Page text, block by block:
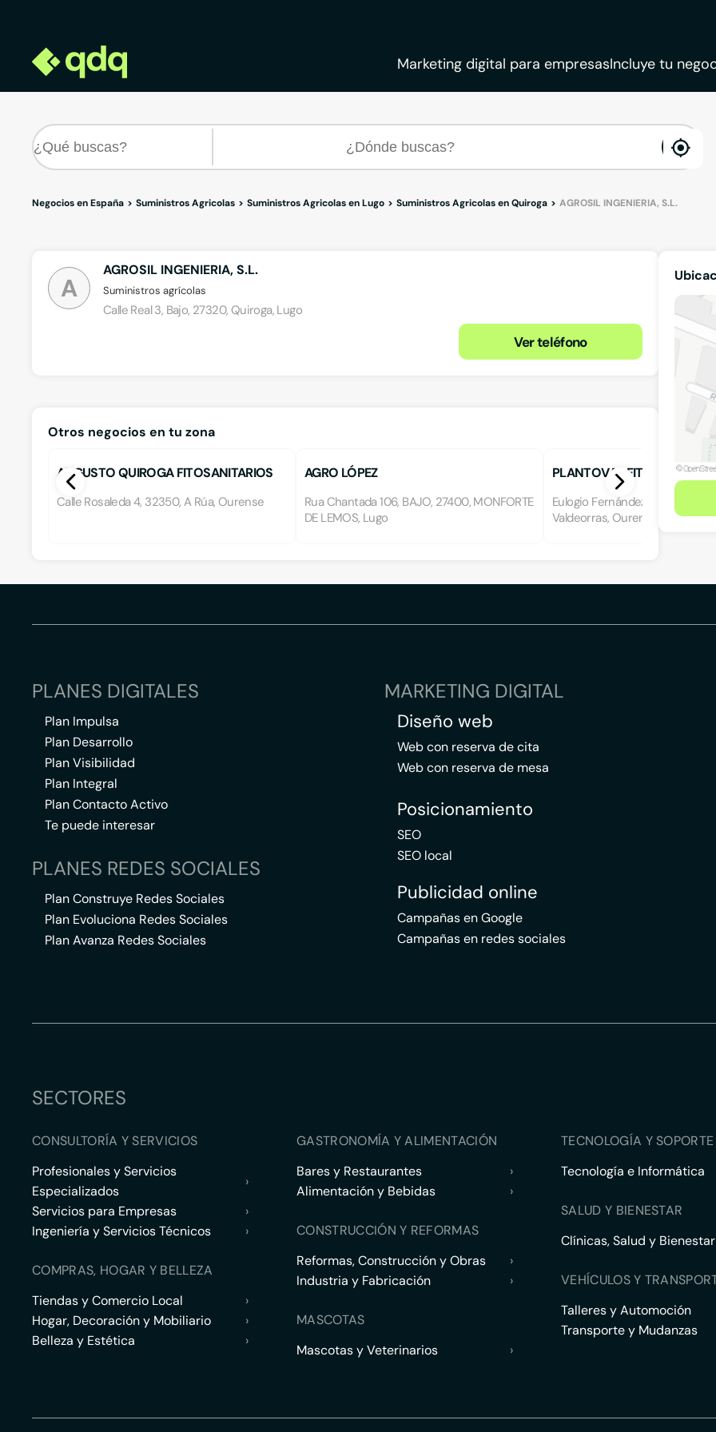
Marketing digital para empresasIncluye tu
Negocios en España Suministros Agricolas Suministros Agricolas en Lugo Suministros Agricolas en Quiroga AGROSIL INGENIERIA, S.L.
A
AGROSIL INGENIERIA, S.L.
Suministros agrícolas
Calle Real 3, Bajo, 27320, Quiroga, Lugo
Ver teléfono
Otros negocios en tu zona
AUGUSTO QUIROGA FITOSANITARIOS
Calle Rosaleda 4, 32350, A Rúa, Ourense
AGRO LÓPEZ
Rua Chantada 106, BAJO, 27400, MONFORTE
DE LEMOS, Lugo
PLANTOVAL
Eulogio Fernández 19-21, 32300,
Valdeorras, Ourense
PLANES DIGITALES
Plan Impulsa
Plan Desarrollo
Plan Visibilidad
Plan Integral
Plan Contacto Activo
Te puede interesar
PLANES REDES SOCIALES
Plan Construye Redes Sociales
Plan Evoluciona Redes Sociales
Plan Avanza Redes Sociales
MARKETING DIGITAL
Diseño web
Web con reserva de cita
Web con reserva de mesa
Posicionamiento
SEO
SEO local
Publicidad online
Campañas en Google
Campañas en redes sociales
SECTORES
CONSULTORÍA Y SERVICIOS
Profesionales y Servicios
Especializados
›
Servicios para Empresas
›
Ingeniería y Servicios Técnicos
›
COMPRAS, HOGAR Y BELLEZA
Tiendas y Comercio Local
›
Hogar, Decoración y Mobiliario
›
Belleza y Estética
›
GASTRONOMÍA Y ALIMENTACIÓN
Bares y Restaurantes
›
Alimentación y Bebidas
›
CONSTRUCCIÓN Y REFORMAS
Reformas, Construcción y Obras
›
Industria y Fabricación
›
MASCOTAS
Mascotas y Veterinarios
›
TECNOLOGÍA Y
Tecnología e Informática
SALUD Y BIENESTAR
Clínicas, Salud y Bienestar
VEHÍCULOS Y
Talleres y Automoción
Transporte y Mudanzas